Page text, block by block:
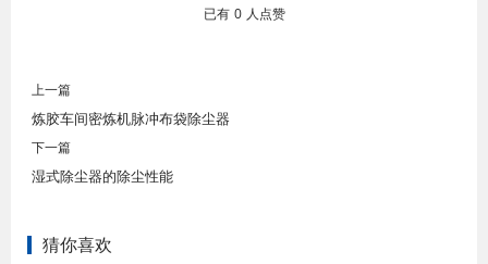
已有 0 人点赞
上一篇
炼胶车间密炼机脉冲布袋除尘器
下一篇
湿式除尘器的除尘性能
猜你喜欢